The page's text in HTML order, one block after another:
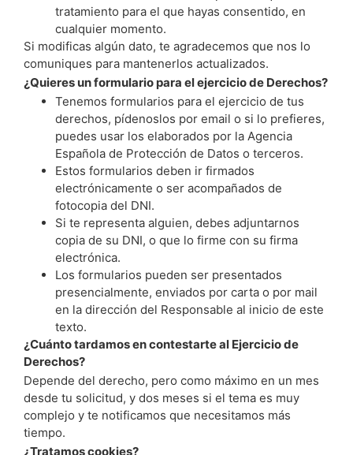
tratamiento para el que hayas consentido, en
cualquier momento.
Si modificas algún dato, te agradecemos que nos lo
comuniques para mantenerlos actualizados.
¿Quieres un formulario para el ejercicio de Derechos?
Tenemos formularios para el ejercicio de tus
derechos, pídenoslos por email o si lo prefieres,
puedes usar los elaborados por la Agencia
Española de Protección de Datos o terceros.
Estos formularios deben ir firmados
electrónicamente o ser acompañados de
fotocopia del DNI.
Si te representa alguien, debes adjuntarnos
copia de su DNI, o que lo firme con su firma
electrónica.
Los formularios pueden ser presentados
presencialmente, enviados por carta o por mail
en la dirección del Responsable al inicio de este
texto.
¿Cuánto tardamos en contestarte al Ejercicio de
Derechos?
Depende del derecho, pero como máximo en un mes
desde tu solicitud, y dos meses si el tema es muy
complejo y te notificamos que necesitamos más
tiempo.
¿Tratamos cookies?